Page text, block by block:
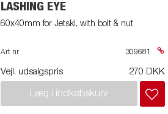
LASHING EYE
60x40mm for Jetski, with bolt & nut
Art nr 309681
Vejl. udsalgspris 270 DKK
Læg i indkøbskurv